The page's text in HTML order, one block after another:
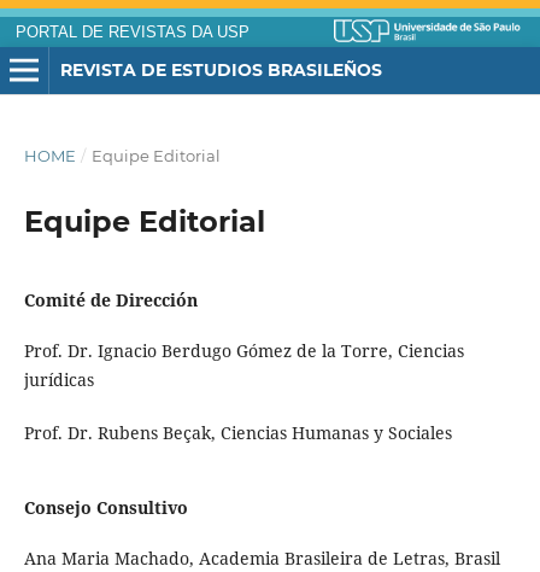
PORTAL DE REVISTAS DA USP
REVISTA DE ESTUDIOS BRASILEÑOS
HOME / Equipe Editorial
Equipe Editorial
Comité de Dirección
Prof. Dr. Ignacio Berdugo Gómez de la Torre, Ciencias
jurídicas
Prof. Dr. Rubens Beçak, Ciencias Humanas y Sociales
Consejo Consultivo
Ana Maria Machado, Academia Brasileira de Letras, Brasil